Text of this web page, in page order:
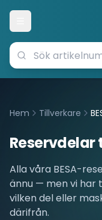
Öppna meny
Hem Tillverkare
Reservdelar
Alla våra BESA-
ännu — men vi har
vilken del eller
därifrån.